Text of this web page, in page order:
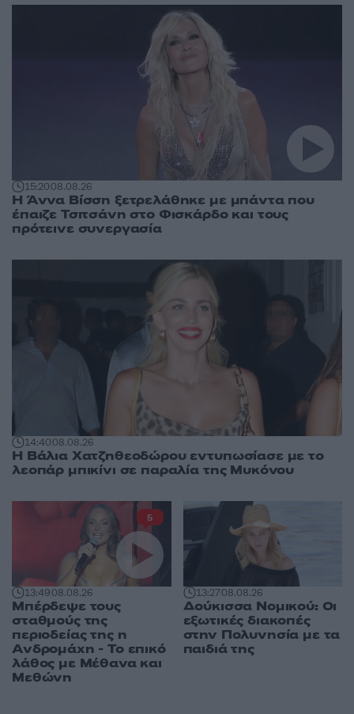
15:2008.08.26
Η Άννα Βίσση ξετρελάθηκε με μπάντα που
έπαιζε Τσιτσάνη στο Φισκάρδο και τους
πρότεινε συνεργασία
14:4008.08.26
Η Βάλια Χατζηθεοδώρου εντυπωσίασε με το
λεοπάρ μπικίνι σε παραλία της Μυκόνου
13:4908.08.26
Μπέρδεψε τους
σταθμούς της
περιοδείας της η
Ανδρομάχη - Το επικό
λάθος με Μέθανα και
Μεθώνη
5
13:2708.08.26
Δούκισσα Νομικού: Οι
εξωτικές διακοπές
στην Πολυνησία με τα
παιδιά της